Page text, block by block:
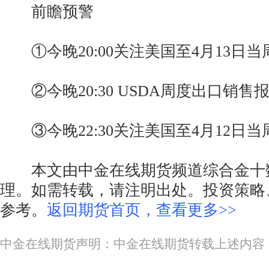
前瞻预警
①今晚20:00关注美国至4月13日当
②今晚20:30 USDA周度出口销售
③今晚22:30关注美国至4月12日当
本文由中金在线期货频道综合金十
理。如需转载，请注明出处。投资策
参考。 返回期货首页，查看更多>>
中金在线期货声明：中金在线期货转载上述内